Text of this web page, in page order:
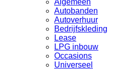
Algemeen
Autobanden
Autoverhuur
Bedrijfskleding
Lease
LPG inbouw
Occasions
Universeel